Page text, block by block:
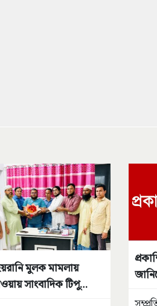
মুলক মামলায়
সাংবাদিক টিপু